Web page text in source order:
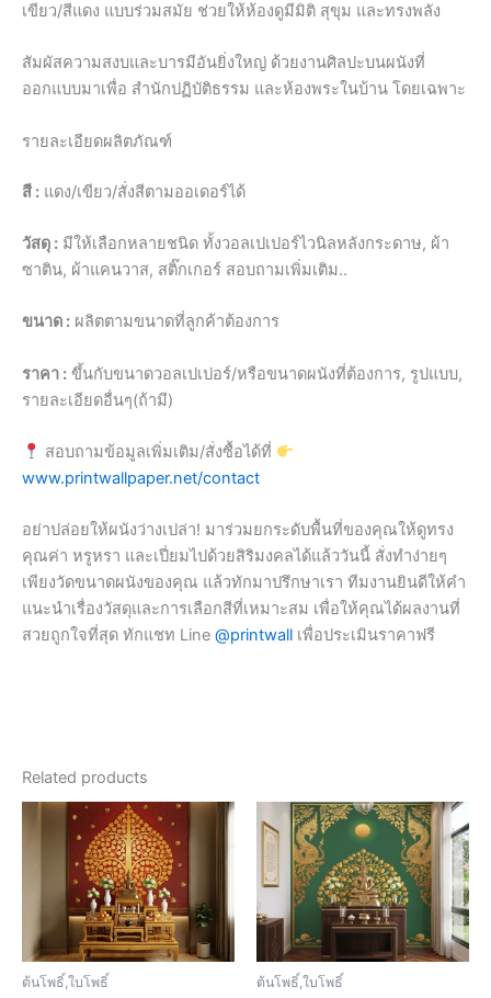
เขียว/สีแดง แบบร่วมสมัย ช่วยให้ห้องดูมีมิติ สุขุม และทรงพลัง
สัมผัสความสงบและบารมีอันยิ่งใหญ่ ด้วยงานศิลปะบนผนังที่
ออกแบบมาเพื่อ สำนักปฏิบัติธรรม และห้องพระในบ้าน โดยเฉพาะ
รายละเอียดผลิตภัณฑ์
สี : แดง/เขียว/สั่งสีตามออเดอร์ได้
วัสดุ : มีให้เลือกหลายชนิด ทั้งวอลเปเปอร์ไวนิลหลังกระดาษ, ผ้า
ซาติน, ผ้าแคนวาส, สติ๊กเกอร์ สอบถามเพิ่มเติม..
ขนาด : ผลิตตามขนาดที่ลูกค้าต้องการ
ราคา : ขึ้นกับขนาดวอลเปเปอร์/หรือขนาดผนังที่ต้องการ, รูปแบบ,
รายละเอียดอื่นๆ(ถ้ามี)
สอบถามข้อมูลเพิ่มเติม/สั่งซื้อได้ที่
www.printwallpaper.net/contact
อย่าปล่อยให้ผนังว่างเปล่า! มาร่วมยกระดับพื้นที่ของคุณให้ดูทรง
คุณค่า หรูหรา และเปี่ยมไปด้วยสิริมงคลได้แล้ววันนี้ สั่งทำง่ายๆ
เพียงวัดขนาดผนังของคุณ แล้วทักมาปรึกษาเรา ทีมงานยินดีให้คำ
แนะนำเรื่องวัสดุและการเลือกสีที่เหมาะสม เพื่อให้คุณได้ผลงานที่
สวยถูกใจที่สุด ทักแชท Line @printwall เพื่อประเมินราคาฟรี
Related products
ต้นโพธิ์,ใบโพธิ์ ต้นโพธิ์,ใบโพธิ์